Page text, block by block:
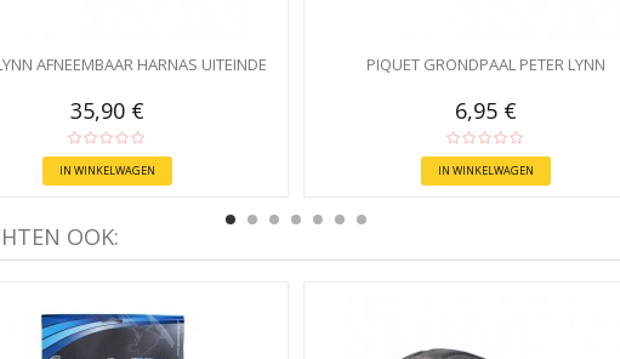
AFNEEMBAAR HARNAS UITEINDE
35,90 €
IN WINKELWAGEN
PIQUET GRONDPAAL PETER LYNN
6,95 €
IN WINKELWAGEN
OOK: